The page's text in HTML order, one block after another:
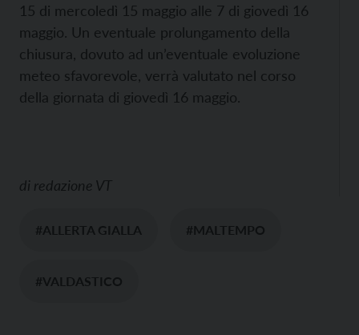
15 di mercoledì 15 maggio alle 7 di giovedì 16
maggio. Un eventuale prolungamento della
chiusura, dovuto ad un’eventuale evoluzione
meteo sfavorevole, verrà valutato nel corso
della giornata di giovedì 16 maggio.
di redazione VT
#ALLERTA GIALLA #MALTEMPO
#VALDASTICO